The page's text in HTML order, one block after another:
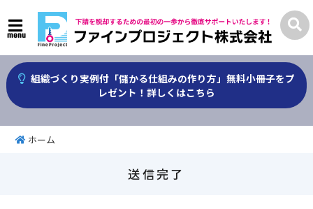
menu
組織づくり実例付「儲かる仕組みの作り方」無料小冊子をプ
レゼント！詳しくはこちら
ホーム
送信完了